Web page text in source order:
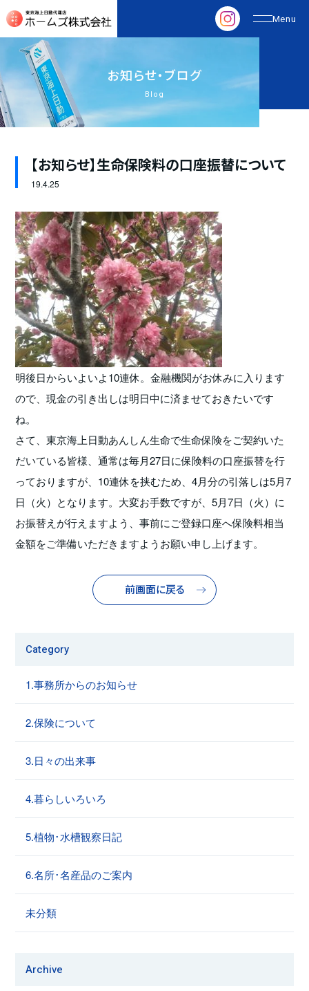
お知らせ・ブログ
Blog
【お知らせ】生命保険料の口座振替について
19.4.25
明後日からいよいよ10連休。金融機関がお休みに入ります
ので、現金の引き出しは明日中に済ませておきたいです
ね。
さて、東京海上日動あんしん生命で生命保険をご契約いた
だいている皆様、通常は毎月27日に保険料の口座振替を行
っておりますが、10連休を挟むため、4月分の引落しは5月7
日（火）となります。大変お手数ですが、5月7日（火）に
お振替えが行えますよう、事前にご登録口座へ保険料相当
金額をご準備いただきますようお願い申し上げます。
前画面に戻る
Category
1.事務所からのお知らせ
2.保険について
3.日々の出来事
4.暮らしいろいろ
5.植物･水槽観察日記
6.名所･名産品のご案内
未分類
Archive